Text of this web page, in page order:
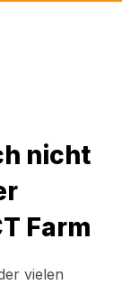
nicht
Farm
vielen